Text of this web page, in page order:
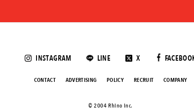
INSTAGRAM LINE X
CONTACT ADVERTISING POLICY RECRUIT COMPANY
©️ 2004 Rhino Inc.